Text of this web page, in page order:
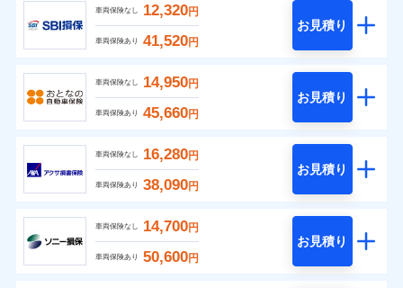
車両保険なし 12,320円
車両保険あり 41,520円
お見積り
車両保険なし 14,950円
車両保険あり 45,660円
お見積り
車両保険なし 16,280円
車両保険あり 38,090円
お見積り
車両保険なし 14,700円
車両保険あり 50,600円
お見積り